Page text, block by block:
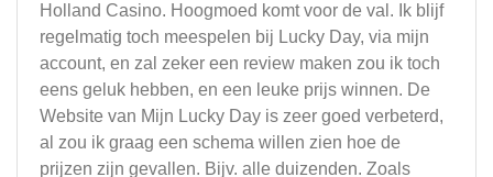
Holland Casino. Hoogmoed komt voor de val. Ik blijf
regelmatig toch meespelen bij Lucky Day, via mijn
account, en zal zeker een review maken zou ik toch
eens geluk hebben, en een leuke prijs winnen. De
Website van Mijn Lucky Day is zeer goed verbeterd,
al zou ik graag een schema willen zien hoe de
prijzen zijn gevallen. Bijv. alle duizenden. Zoals